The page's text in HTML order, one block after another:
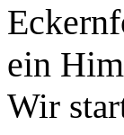
ein
Wir